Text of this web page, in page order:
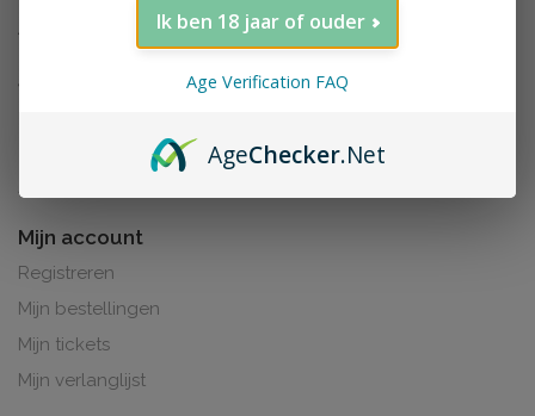
Mijn account
Registreren
Mijn bestellingen
Mijn tickets
Mijn verlanglijst
Ik ben 18 jaar of ouder
Age Verification FAQ
AgeChecker.Net